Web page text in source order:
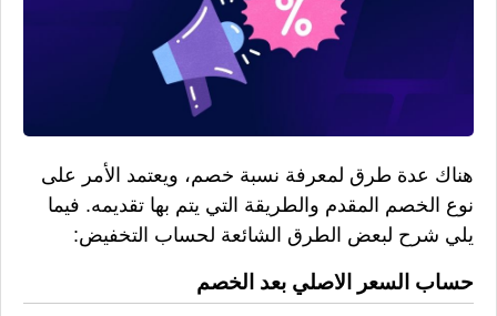
هناك عدة طرق لمعرفة نسبة خصم، ويعتمد الأمر على
نوع الخصم المقدم والطريقة التي يتم بها تقديمه. فيما
يلي شرح لبعض الطرق الشائعة لحساب التخفيض:
حساب السعر الاصلي بعد الخصم